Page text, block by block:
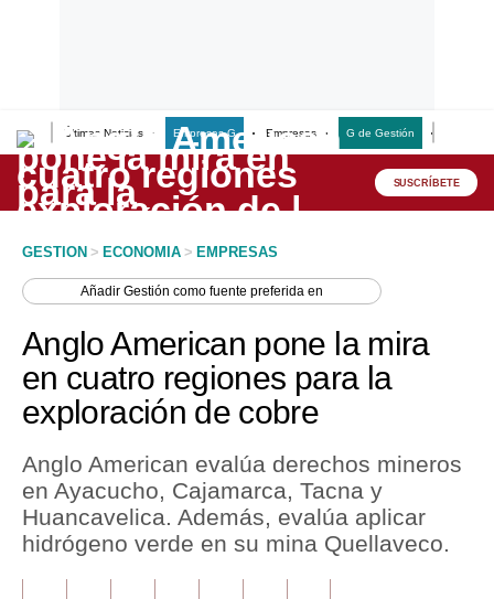
Últimas Noticias Empresas G Empresas G de Gestión
Lo último
Peru Quiosco
Economía
Mercados
Política
Tu Dinero
Finanzas Personales
SUSCRÍBETE
GESTION > ECONOMIA > EMPRESAS
AñadirGestión como fuente preferida en
Anglo American pone la mira
en cuatro regiones para la
exploración de cobre
Anglo American evalúa derechos mineros
en Ayacucho, Cajamarca, Tacna y
Huancavelica. Además, evalúa aplicar
hidrógeno verde en su mina Quellaveco.